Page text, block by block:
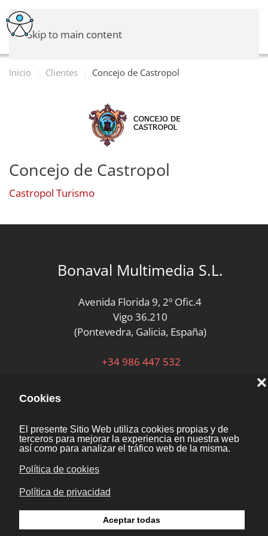
Skip to main content
Inicio Clientes Concejo de Castropol
Concejo de Castropol
Castropol Turismo
Bonaval Multimedia S.L.
Avenida Florida 9, 2º Ofic.4
Vigo 36.210
(Pontevedra, Galicia, España)
+34 986 447 532
Aviso legal
Noticias
Kit Digital
Polícita de Privacidad